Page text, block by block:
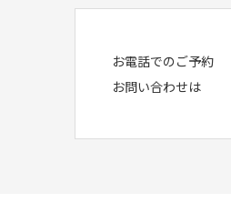
お電話でのご予約
お問い合わせは